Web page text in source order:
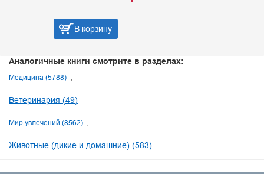
В корзину
Аналогичные книги смотрите в разделах:
Медицина (5788)
Ветеринария (49)
Мир увлечений (8562)
Животные (дикие и домашние) (583)